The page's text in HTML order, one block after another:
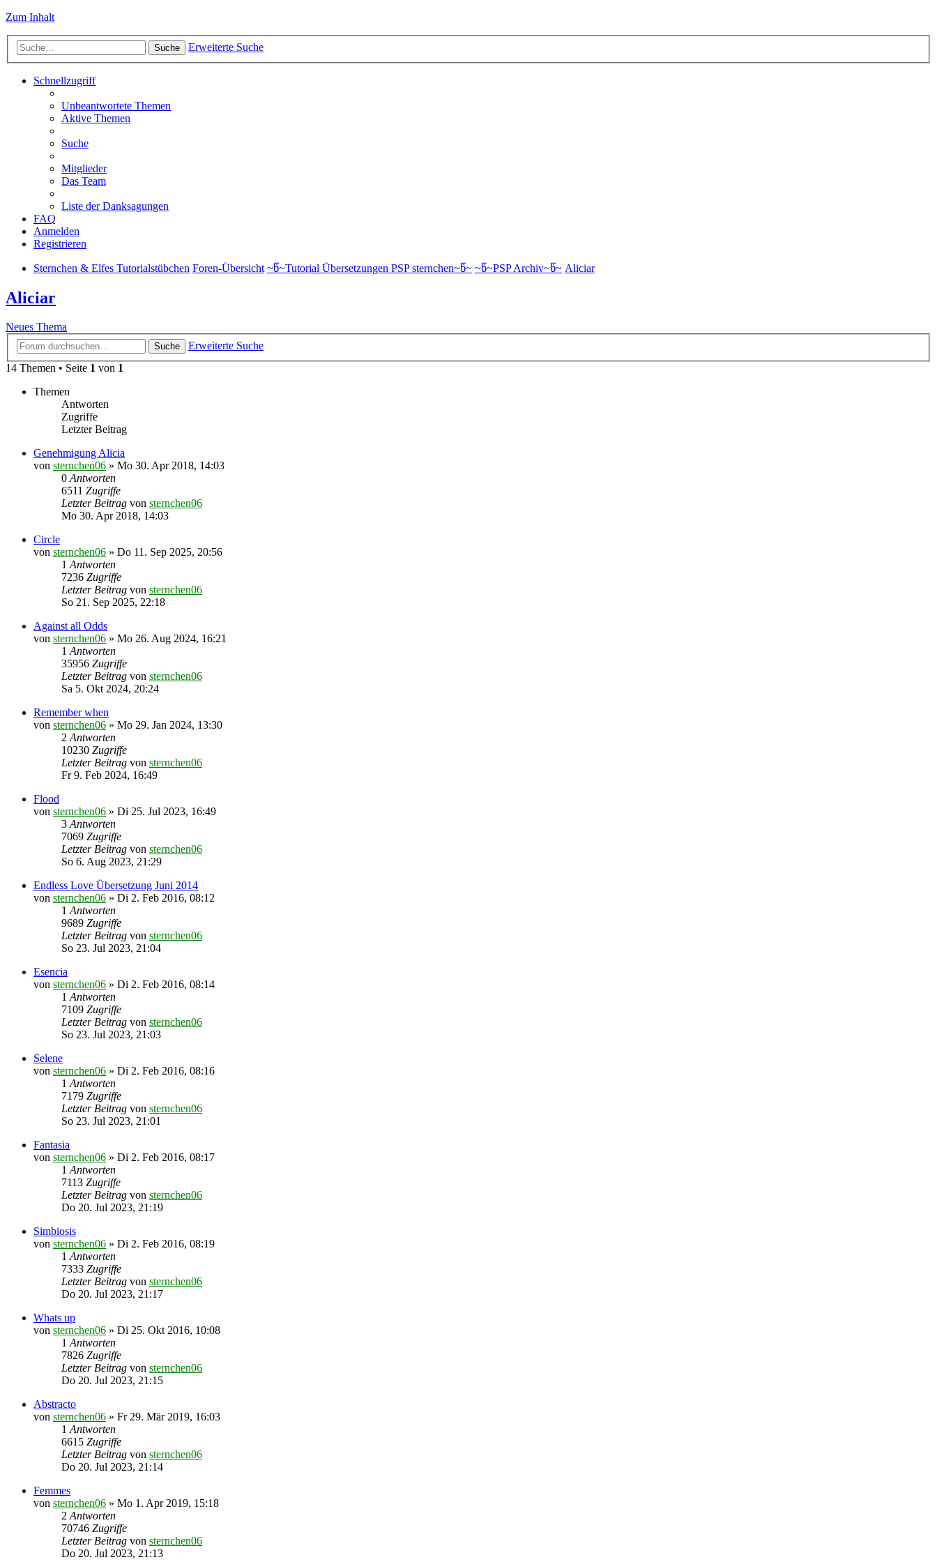
Zum Inhalt
Suche Erweiterte Suche
Schnellzugriff
Unbeantwortete Themen
Aktive Themen
Suche
Mitglieder
Das Team
Liste der Danksagungen
FAQ
Anmelden
Registrieren
Sternchen & Elfes Tutorialstübchen Foren-Übersicht ~წ~Tutorial Übersetzungen PSP sternchen~წ~ ~წ~PSP Archiv~წ~ Aliciar
Aliciar
Neues Thema
Suche
Erweiterte Suche
14 Themen • Seite 1 von 1
Themen
Antworten
Zugriffe
Letzter Beitrag
Genehmigung Alicia
von sternchen06 » Mo 30. Apr 2018, 14:03
0 Antworten
6511 Zugriffe
Letzter Beitrag von sternchen06
Mo 30. Apr 2018, 14:03
Circle
von sternchen06 » Do 11. Sep 2025, 20:56
1 Antworten
7236 Zugriffe
Letzter Beitrag von sternchen06
So 21. Sep 2025, 22:18
Against all Odds
von sternchen06 » Mo 26. Aug 2024, 16:21
1 Antworten
35956 Zugriffe
Letzter Beitrag von sternchen06
Sa 5. Okt 2024, 20:24
Remember when
von sternchen06 » Mo 29. Jan 2024, 13:30
2 Antworten
10230 Zugriffe
Letzter Beitrag von sternchen06
Fr 9. Feb 2024, 16:49
Flood
von sternchen06 » Di 25. Jul 2023, 16:49
3 Antworten
7069 Zugriffe
Letzter Beitrag von sternchen06
So 6. Aug 2023, 21:29
Endless Love Übersetzung Juni 2014
von sternchen06 » Di 2. Feb 2016, 08:12
1 Antworten
9689 Zugriffe
Letzter Beitrag von sternchen06
So 23. Jul 2023, 21:04
Esencia
von sternchen06 » Di 2. Feb 2016, 08:14
1 Antworten
7109 Zugriffe
Letzter Beitrag von sternchen06
So 23. Jul 2023, 21:03
Selene
von sternchen06 » Di 2. Feb 2016, 08:16
1 Antworten
7179 Zugriffe
Letzter Beitrag von sternchen06
So 23. Jul 2023, 21:01
Fantasia
von sternchen06 » Di 2. Feb 2016, 08:17
1 Antworten
7113 Zugriffe
Letzter Beitrag von sternchen06
Do 20. Jul 2023, 21:19
Simbiosis
von sternchen06 » Di 2. Feb 2016, 08:19
1 Antworten
7333 Zugriffe
Letzter Beitrag von sternchen06
Do 20. Jul 2023, 21:17
Whats up
von sternchen06 » Di 25. Okt 2016, 10:08
1 Antworten
7826 Zugriffe
Letzter Beitrag von sternchen06
Do 20. Jul 2023, 21:15
Abstracto
von sternchen06 » Fr 29. Mär 2019, 16:03
1 Antworten
6615 Zugriffe
Letzter Beitrag von sternchen06
Do 20. Jul 2023, 21:14
Femmes
von sternchen06 » Mo 1. Apr 2019, 15:18
2 Antworten
70746 Zugriffe
Letzter Beitrag von sternchen06
Do 20. Jul 2023, 21:13